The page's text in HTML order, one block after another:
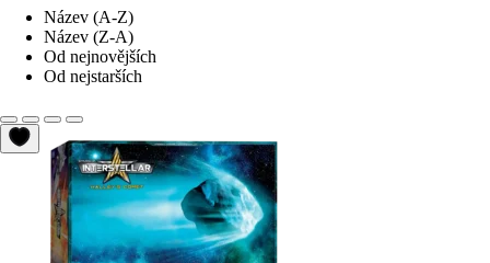
Název (A-Z)
Název (Z-A)
Od nejnovějších
Od nejstarších